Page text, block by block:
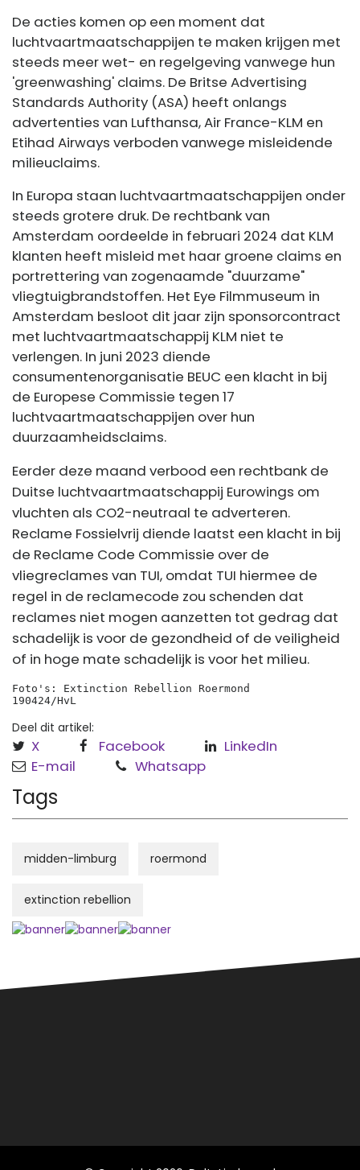
De acties komen op een moment dat
luchtvaartmaatschappijen te maken krijgen met
steeds meer wet- en regelgeving vanwege hun
'greenwashing' claims. De Britse Advertising
Standards Authority (ASA) heeft onlangs
advertenties van Lufthansa, Air France-KLM en
Etihad Airways verboden vanwege misleidende
milieuclaims.
In Europa staan luchtvaartmaatschappijen onder
steeds grotere druk. De rechtbank van
Amsterdam oordeelde in februari 2024 dat KLM
klanten heeft misleid met haar groene claims en
portrettering van zogenaamde "duurzame"
vliegtuigbrandstoffen. Het Eye Filmmuseum in
Amsterdam besloot dit jaar zijn sponsorcontract
met luchtvaartmaatschappij KLM niet te
verlengen. In juni 2023 diende
consumentenorganisatie BEUC een klacht in bij
de Europese Commissie tegen 17
luchtvaartmaatschappijen over hun
duurzaamheidsclaims.
Eerder deze maand verbood een rechtbank de
Duitse luchtvaartmaatschappij Eurowings om
vluchten als CO2-neutraal te adverteren.
Reclame Fossielvrij diende laatst een klacht in bij
de Reclame Code Commissie over de
vliegreclames van TUI, omdat TUI hiermee de
regel in de reclamecode zou schenden dat
reclames niet mogen aanzetten tot gedrag dat
schadelijk is voor de gezondheid of de veiligheid
of in hoge mate schadelijk is voor het milieu.
Foto's: Extinction Rebellion Roermond
190424/HvL
Deel dit artikel:
X Facebook
LinkedIn
E-mail
Whatsapp
Tags
midden-limburg roermond
extinction rebellion